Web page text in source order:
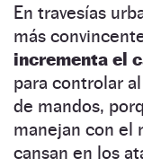
En travesías
más
incrementa el
para controlar
de mandos,
manejan con el
cansan en los